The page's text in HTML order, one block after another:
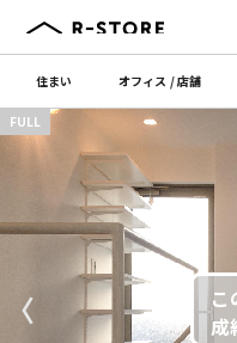
住まい オフィス /店舗
〈
FULL